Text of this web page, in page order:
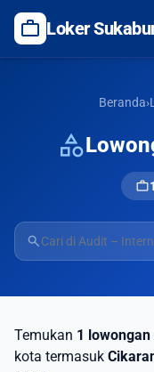
work Loker
Beranda›
category
work
search
Temukan 1
kota termasuk